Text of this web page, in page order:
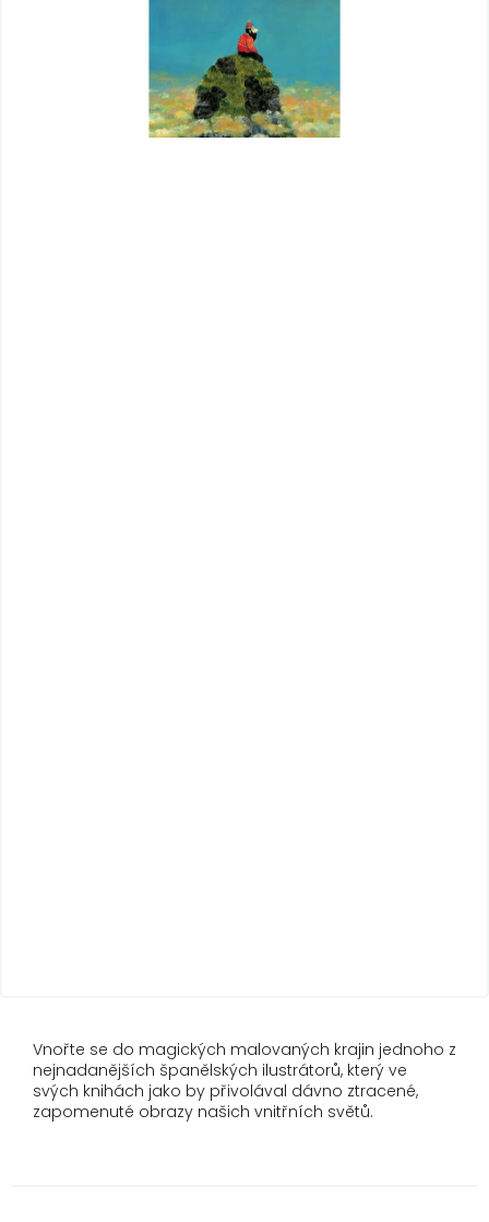
Vnořte se do magických malovaných krajin jednoho z
nejnadanějších španělských ilustrátorů, který ve
svých knihách jako by přivolával dávno ztracené,
zapomenuté obrazy našich vnitřních světů.